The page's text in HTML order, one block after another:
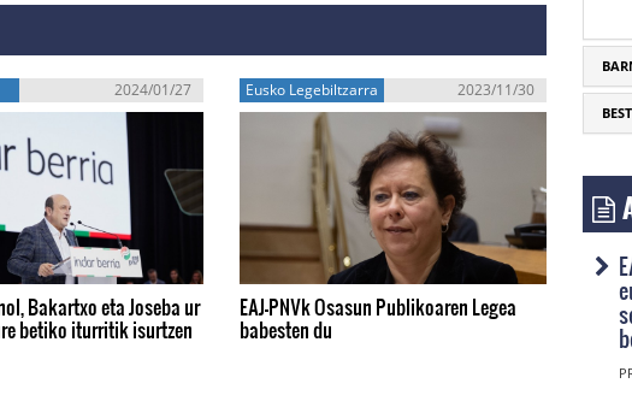
2024/01/27
Bakartxo eta Joseba ur
betiko iturritik isurtzen
Eusko Legebiltzarra 2023/11/30
EAJ-PNVk Osasun Publikoaren Legea
babesten du